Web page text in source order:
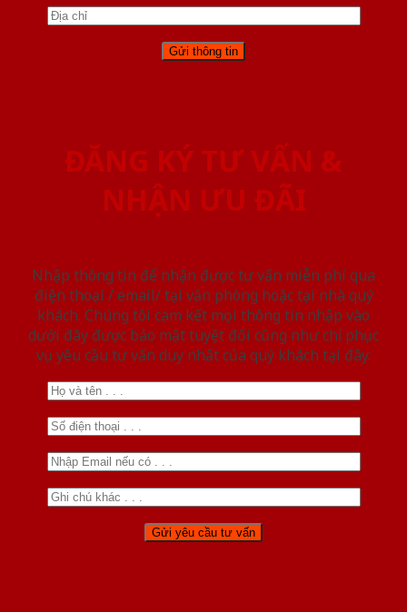
ĐĂNG KÝ TƯ VẤN &
NHẬN ƯU ĐÃI
Nhập thông tin để nhận được tư vấn miễn phí qua
điện thoại / email/ tại văn phòng hoặc tại nhà quý
khách. Chúng tôi cam kết mọi thông tin nhập vào
dưới đây được bảo mật tuyệt đối cũng như chỉ phục
vụ yêu cầu tư vấn duy nhất của quý khách tại đây.